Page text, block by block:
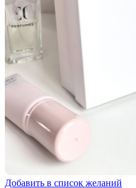
Добавить в список желаний